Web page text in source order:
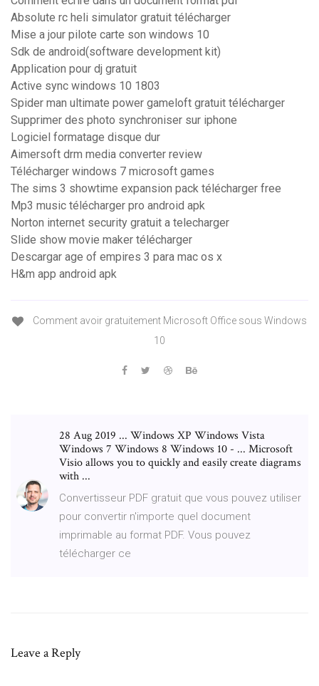
Absolute rc heli simulator gratuit télécharger
Mise a jour pilote carte son windows 10
Sdk de android(software development kit)
Application pour dj gratuit
Active sync windows 10 1803
Spider man ultimate power gameloft gratuit télécharger
Supprimer des photo synchroniser sur iphone
Logiciel formatage disque dur
Aimersoft drm media converter review
Télécharger windows 7 microsoft games
The sims 3 showtime expansion pack télécharger free
Mp3 music télécharger pro android apk
Norton internet security gratuit a telecharger
Slide show movie maker télécharger
Descargar age of empires 3 para mac os x
H&m app android apk
Comment avoir gratuitement Microsoft Office sous Windows
10
28 Aug 2019 ... Windows XP Windows Vista
Windows 7 Windows 8 Windows 10 - ... Microsoft
Visio allows you to quickly and easily create diagrams
with ...
Convertisseur PDF gratuit que vous pouvez utiliser
pour convertir n'importe quel document
imprimable au format PDF. Vous pouvez
télécharger ce
Leave a Reply